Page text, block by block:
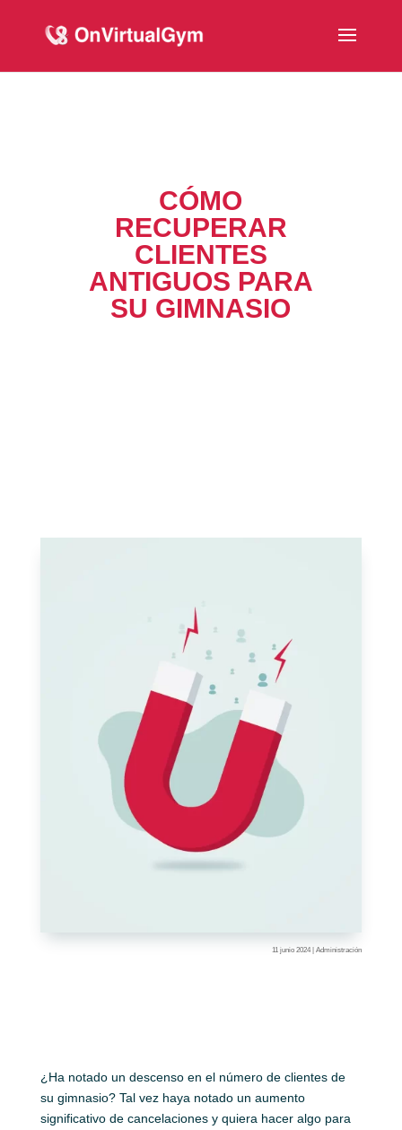
CÓMO
RECUPERAR
CLIENTES
ANTIGUOS PARA
SU GIMNASIO
11 junio 2024 |Administración
¿Ha notado un descenso en el número de clientes de
su gimnasio? Tal vez haya notado un aumento
significativo de cancelaciones y quiera hacer algo para